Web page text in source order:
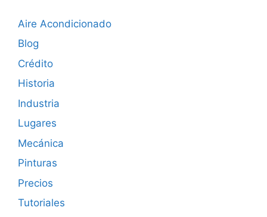
Aire Acondicionado
Blog
Crédito
Historia
Industria
Lugares
Mecánica
Pinturas
Precios
Tutoriales